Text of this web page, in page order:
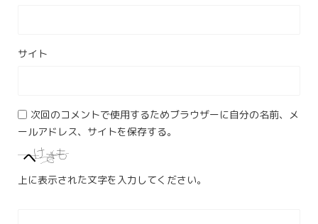
サイト
次回のコメントで使用するためブラウザーに自分の名前、メ
ールアドレス、サイトを保存する。
上に表示された文字を入力してください。